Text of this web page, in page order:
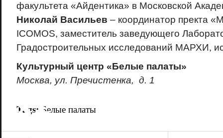
факультета «Айдентика» в Московской
Николай Васильев – координатор пректа
ICOMOS, заместитель заведующего
Градостроительных исследований МАРХИ,
Культурный центр «Белые палаты»
Москва, ул. Пречистенка, д. 1
Tags: Белые палаты
18+